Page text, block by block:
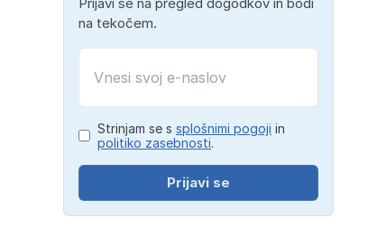
na tekočem.
Strinjam se s splošnimi pogoji in
politiko zasebnosti.
Prijavi se